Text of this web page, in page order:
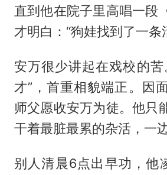
直到他在院子里高唱一段
才明白：“狗娃找到了一条
安万很少讲起在戏校的苦
才”，首重相貌端正。因
师父愿收安万为徒。他只
干着最脏最累的杂活，一
别人清晨6点出早功，他